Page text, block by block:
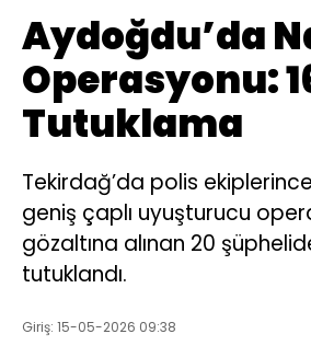
Aydoğdu’da
Operasyonu:
Tutuklama
Tekirdağ’da polis
geniş çaplı uyuşturucu
gözaltına alınan 20
tutuklandı.
Giriş: 15-05-2026 09:38